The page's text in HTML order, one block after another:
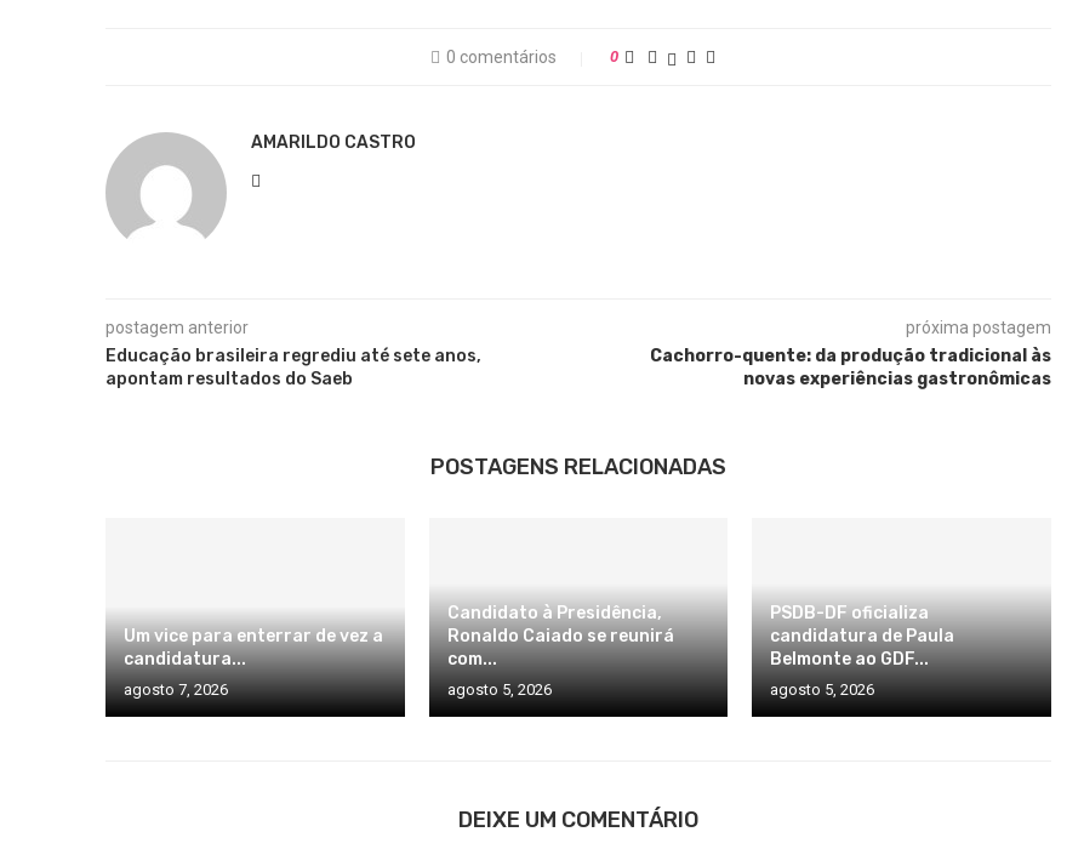
0 comentários 0
AMARILDO CASTRO
postagem anterior
Educação brasileira regrediu até sete anos,
apontam resultados do Saeb
próxima postagem
Cachorro-quente: da produção tradicional às
novas experiências gastronômicas
POSTAGENS RELACIONADAS
Um vice para enterrar de vez a
candidatura...
agosto 7, 2026
Candidato à Presidência,
Ronaldo Caiado se reunirá
com...
agosto 5, 2026
PSDB-DF oficializa
candidatura de Paula
Belmonte ao GDF...
agosto 5, 2026
DEIXE UM COMENTÁRIO